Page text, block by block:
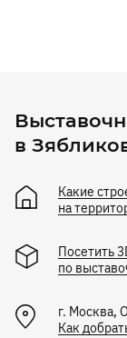
в
Какие
на
Посетить
по
г. Москва,
Как